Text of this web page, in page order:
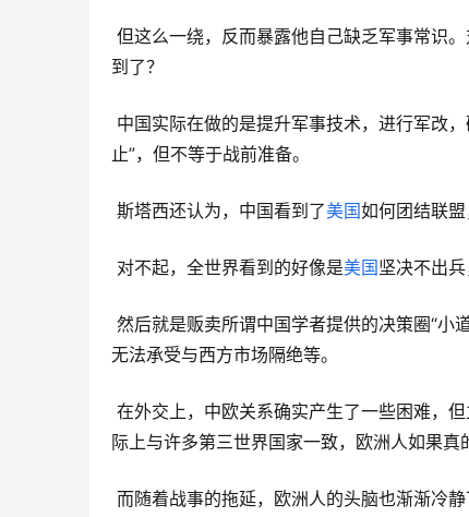
到了？
止”，但不等于战前准备。
斯塔西还认为，中国看到了美国如何团结联
对不起，全世界看到的好像是美国坚决不出
无法承受与西方市场隔绝等。
际上与许多第三世界国家一致，欧洲人如果真